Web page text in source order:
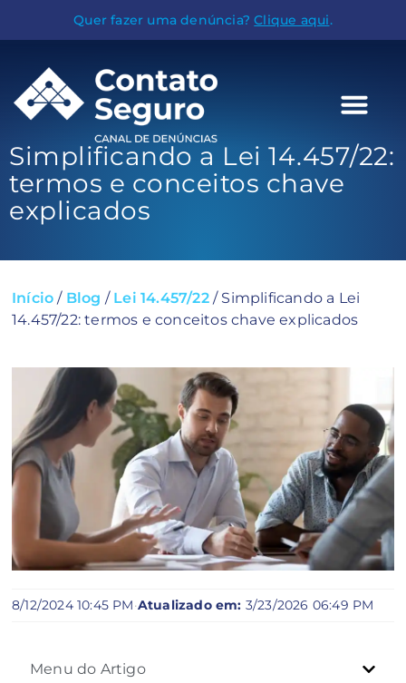
Quer fazer uma denúncia?Clique aqui.
Simplificando a Lei 14.457/22:
termos e conceitos chave
explicados
Início / Blog / Lei 14.457/22/ Simplificando a Lei
14.457/22: termos e conceitos chave explicados
8/12/2024 10:45 PM·Atualizado em: 3/23/2026 06:49 PM
Menu do Artigo